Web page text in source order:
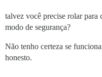
talvez você precise rolar para
modo de segurança?
Não tenho certeza se
honesto.